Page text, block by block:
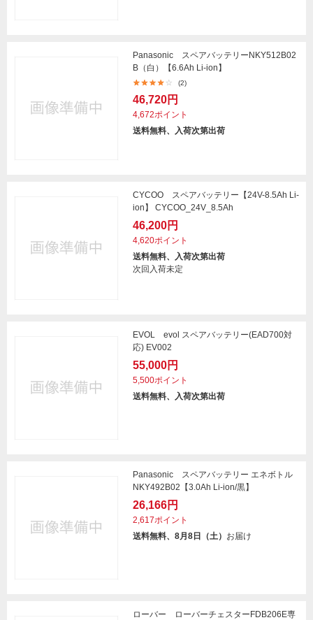
Panasonic スペアバッテリーNKY512B02
B（白）【6.6Ah Li-ion】
(2)
46,720円
4,672ポイント
送料無料、入荷次第出荷
CYCOO スペアバッテリー【24V-8.5Ah Li-
ion】 CYCOO_24V_8.5Ah
46,200円
4,620ポイント
送料無料、入荷次第出荷
次回入荷未定
EVOL evol スペアバッテリー(EAD700対
応) EV002
55,000円
5,500ポイント
送料無料、入荷次第出荷
Panasonic スペアバッテリー エネボトル
NKY492B02【3.0Ah Li-ion/黒】
26,166円
2,617ポイント
送料無料、8月8日（土） お届け
ローバー ローバーチェスターFDB206E専